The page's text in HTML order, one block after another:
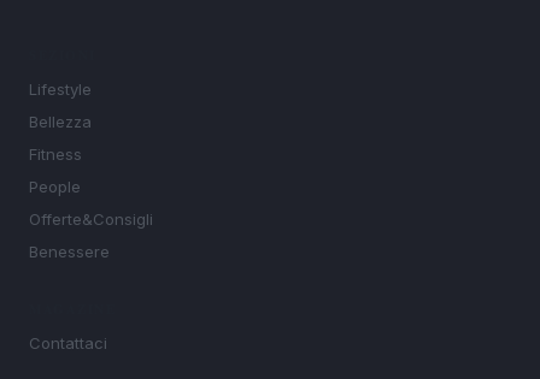
Lifestyle
Bellezza
Fitness
People
Offerte&Consigli
Benessere
Contattaci